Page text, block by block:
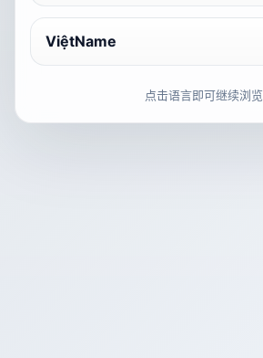
ViệtName
点击语言即可继续浏览